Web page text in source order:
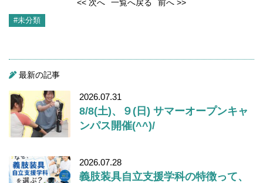
<< 次へ 一覧へ戻る 前へ >>
#未分類
最新の記事
2026.07.31
8/8(土)、９(日) サマーオープンキャ
ンパス開催(^^)/
2026.07.28
義肢装具自立支援学科の特徴って、